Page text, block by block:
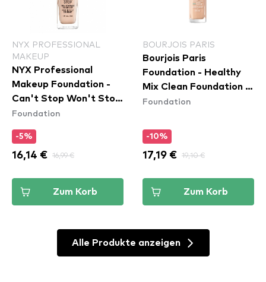
NYX PROFESSIONAL
MAKEUP
NYX Professional
Makeup Foundation -
Can't Stop Won't Stop
Full Coverage
Porcelain (CSWSF1.3)
Foundation
-5%
16,14 € 16,99 €
Zum Korb
BOURJOIS PARIS
Bourjois Paris
Foundation - Healthy
Mix Clean Foundation -
50C Rose Ivory
Foundation
-10%
17,19 € 19,10 €
Zum Korb
Alle Produkte anzeigen